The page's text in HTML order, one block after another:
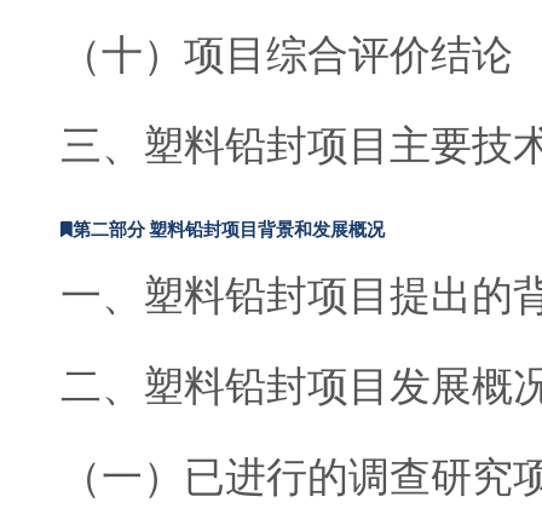
（十）项目综合评价结论
三、塑料铅封项目主要技
第二部分 塑料铅封项目背景和发展概况
一、塑料铅封项目提出的
二、塑料铅封项目发展概
（一）已进行的调查研究